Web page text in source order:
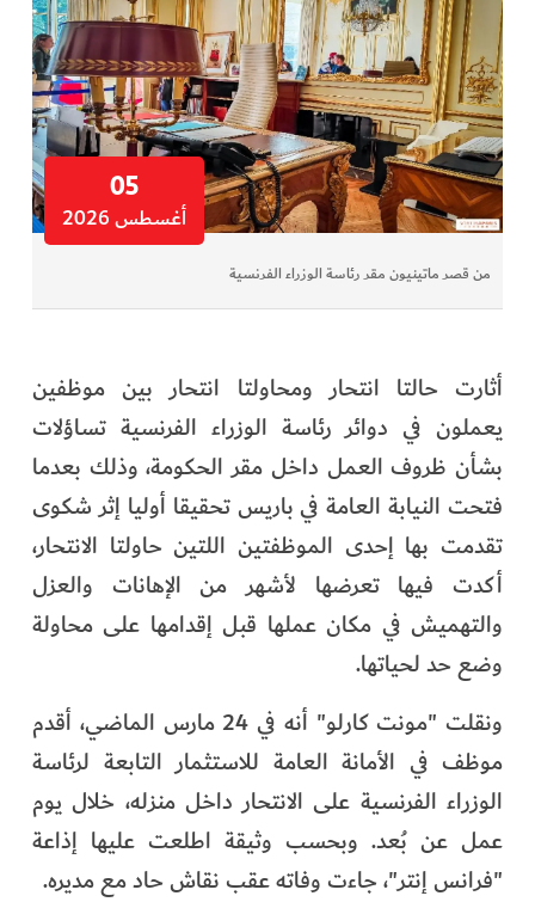
05
أغسطس 2026
من قصر ماتينيون مقر رئاسة الوزراء الفرنسية
أثارت حالتا انتحار ومحاولتا انتحار بين موظفين
يعملون في دوائر رئاسة الوزراء الفرنسية تساؤلات
بشأن ظروف العمل داخل مقر الحكومة، وذلك بعدما
فتحت النيابة العامة في باريس تحقيقا أوليا إثر شكوى
تقدمت بها إحدى الموظفتين اللتين حاولتا الانتحار،
أكدت فيها تعرضها لأشهر من الإهانات والعزل
والتهميش في مكان عملها قبل إقدامها على محاولة
وضع حد لحياتها.
ونقلت "مونت كارلو" أنه في 24 مارس الماضي، أقدم
موظف في الأمانة العامة للاستثمار التابعة لرئاسة
الوزراء الفرنسية على الانتحار داخل منزله، خلال يوم
عمل عن بُعد. وبحسب وثيقة اطلعت عليها إذاعة
"فرانس إنتر"، جاءت وفاته عقب نقاش حاد مع مديره.